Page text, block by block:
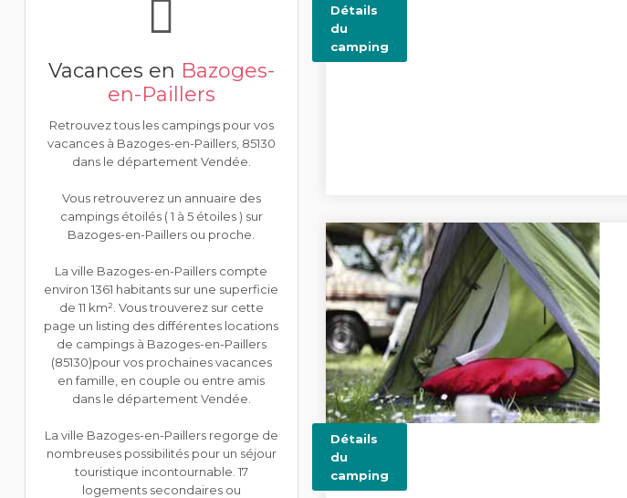
Vacances en Bazoges-
en-Paillers
Retrouvez tous les campings pour vos
vacances à Bazoges-en-Paillers, 85130
dans le département Vendée.
Vous retrouverez un annuaire des
campings étoilés ( 1 à 5 étoiles ) sur
Bazoges-en-Paillers ou proche.
La ville Bazoges-en-Paillers compte
environ 1361 habitants sur une superficie
de 11 km². Vous trouverez sur cette
page un listing des différentes locations
de campings à Bazoges-en-Paillers
(85130)pour vos prochaines vacances
en famille, en couple ou entre amis
dans le département Vendée.
La ville Bazoges-en-Paillers regorge de
nombreuses possibilités pour un séjour
touristique incontournable. 17
logements secondaires ou
Détails
du
camping
Détails
du
camping